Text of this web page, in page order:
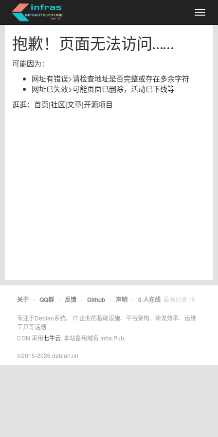
抱歉！页面无法访问……
可能因为：
网址有错误>请检查地址是否完整或存在多余字符
网址已失效>可能页面已删除，活动已下线等
逛逛： 首页|社区|文章|开源项目
关于 • QQ群 • 反馈 • Github • 声明 • 0 人在线 最高记录 15
专注于Debian系统、 IT 企业的基础设施、平台架构、研发效率、运维
工具等话题
CDN 采用七牛云 . 本站备用域名 Infra.Pub.
©2015-2026 debian.cn